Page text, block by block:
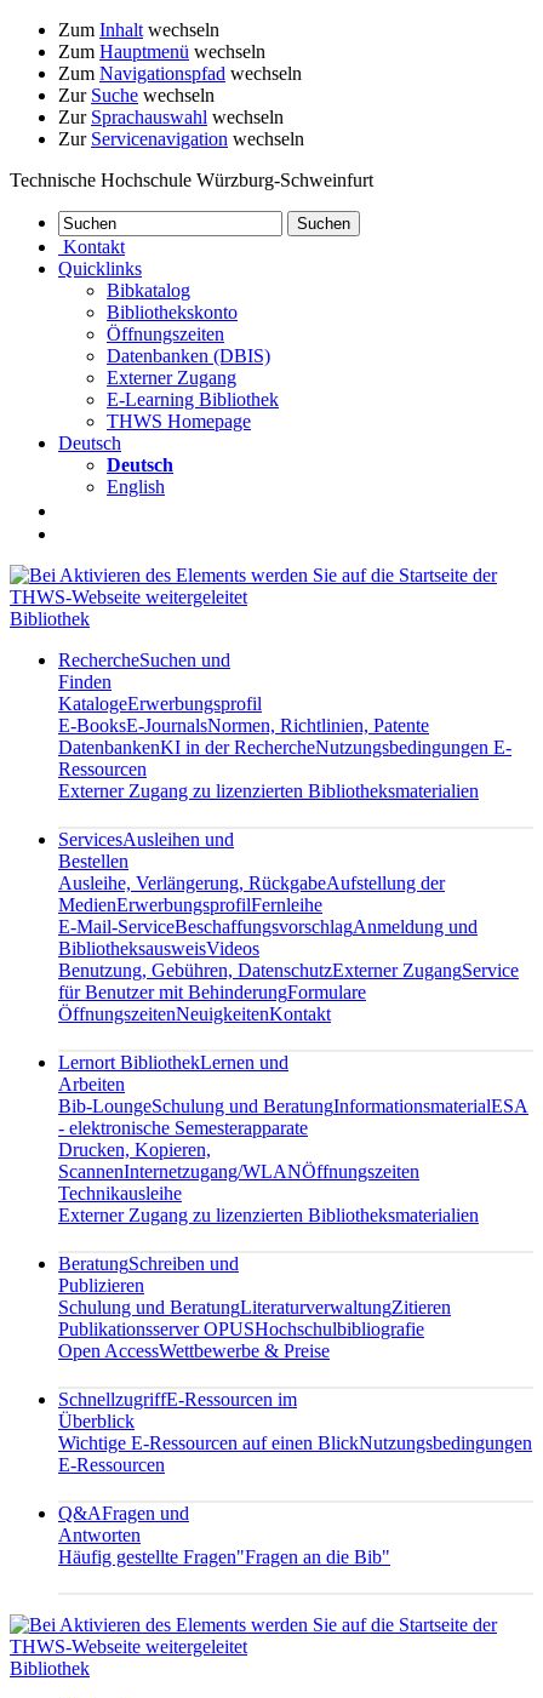
Zum Inhalt wechseln
Zum Hauptmenü wechseln
Zum Navigationspfad wechseln
Zur Suche wechseln
Zur Sprachauswahl wechseln
Zur Servicenavigation wechseln
Technische Hochschule Würzburg-Schweinfurt
Kontakt
Quicklinks
Bibkatalog
Bibliothekskonto
Öffnungszeiten
Datenbanken (DBIS)
Externer Zugang
E-Learning Bibliothek
THWS Homepage
Deutsch
Deutsch
English
Bibliothek
RechercheSuchen und
Finden
KatalogeErwerbungsprofil
E-BooksE-JournalsNormen, Richtlinien, Patente
DatenbankenKI in der RechercheNutzungsbedingungen E-
Ressourcen
Externer Zugang zu lizenzierten Bibliotheksmaterialien
ServicesAusleihen und
Bestellen
Ausleihe, Verlängerung, RückgabeAufstellung der
MedienErwerbungsprofilFernleihe
E-Mail-ServiceBeschaffungsvorschlagAnmeldung und
BibliotheksausweisVideos
Benutzung, Gebühren, DatenschutzExterner ZugangService
für Benutzer mit BehinderungFormulare
ÖffnungszeitenNeuigkeitenKontakt
Lernort BibliothekLernen und
Arbeiten
Bib-LoungeSchulung und BeratungInformationsmaterialESA
- elektronische Semesterapparate
Drucken, Kopieren,
ScannenInternetzugang/WLANÖffnungszeiten
Technikausleihe
Externer Zugang zu lizenzierten Bibliotheksmaterialien
BeratungSchreiben und
Publizieren
Schulung und BeratungLiteraturverwaltungZitieren
Publikationsserver OPUSHochschulbibliografie
Open AccessWettbewerbe & Preise
SchnellzugriffE-Ressourcen im
Überblick
Wichtige E-Ressourcen auf einen BlickNutzungsbedingungen
E-Ressourcen
Q&AFragen und
Antworten
Häufig gestellte Fragen"Fragen an die Bib"
Bibliothek